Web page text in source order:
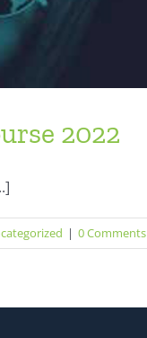
2022
| 0 Comments